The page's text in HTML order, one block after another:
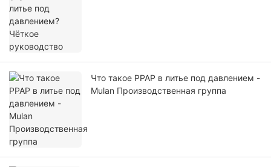
Что такое PPAP в литье под давлением -
Mulan Производственная группа